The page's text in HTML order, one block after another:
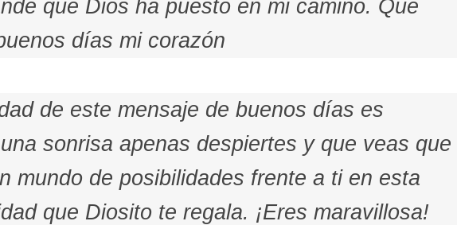
que Dios ha puesto en mi camino. Que
días mi corazón
de este mensaje de buenos días es
sonrisa apenas despiertes y que veas que
mundo de posibilidades frente a ti en esta
que Diosito te regala. ¡Eres maravillosa!